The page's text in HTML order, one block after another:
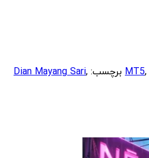
, برچسب: Dian Mayang Sari,